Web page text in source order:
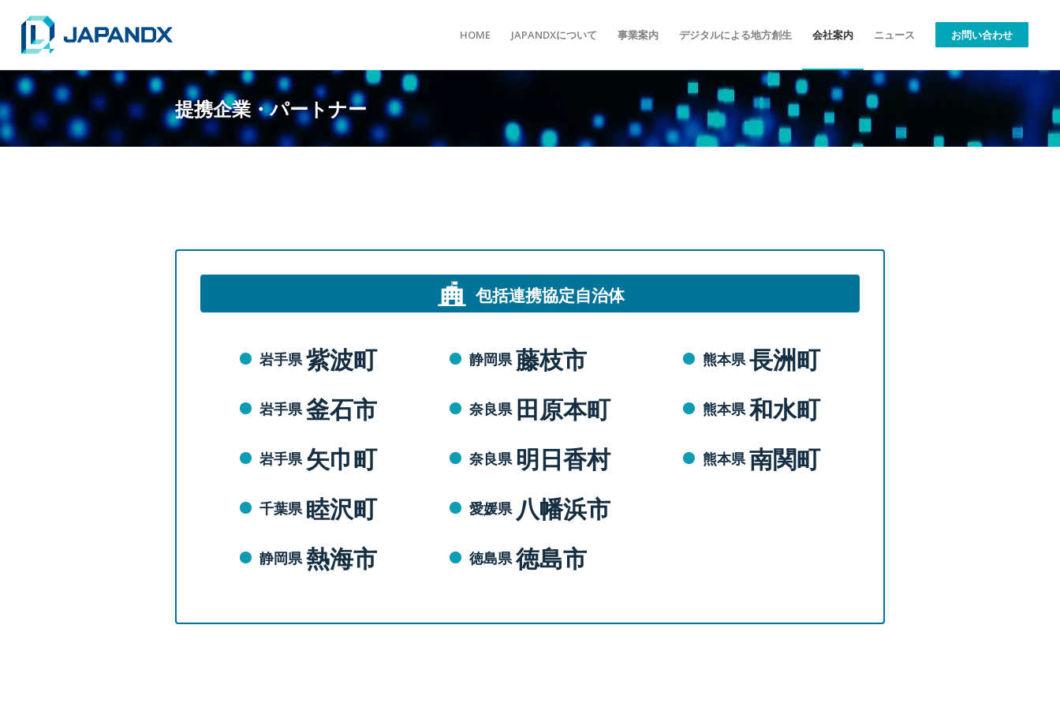
HOME JAPANDXについて 事業案内 デジタルによる地方創生 会社案内 ニュース お問い合わせ
提携企業・パートナー
包括連携協定自治体
岩手県 紫波町
岩手県 釜石市
岩手県 矢巾町
千葉県 睦沢町
静岡県 熱海市
静岡県 藤枝市
奈良県 田原本町
奈良県 明日香村
愛媛県 八幡浜市
徳島県 徳島市
熊本県 長洲町
熊本県 和水町
熊本県 南関町